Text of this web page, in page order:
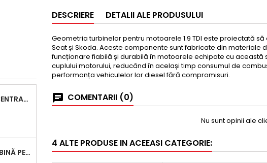
ANSAMBLU CENTRAL TURBINĂ PENTRU BMW SERIA 3, SERIA 5 ȘI X3 - PERFORMANȚĂ ȘI FIABILITATE
CARTUȘ TURBINĂ PENTRU AUDI A4, A6, SKODA SUPERB ȘI VW PASSAT, MOTOR DIESEL 1.9 TDI
DESCRIERE DETALII ALE PRODUSULUI
Geometria turbinelor pentru motoarele 1.9 TDI este proiectată
Seat și Skoda. Aceste componente sunt fabricate din
funcționare fiabilă și durabilă în motoarele echipate cu
cuplului motorului, reducând în același timp consumul de
performanța vehiculelor lor diesel fără compromisuri.
COMENTARII (0)
Nu sunt opinii ale
4 ALTE PRODUSE IN ACEEASI CATEGORIE: